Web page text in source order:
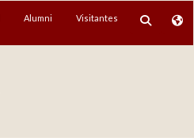
Alumni Visitantes